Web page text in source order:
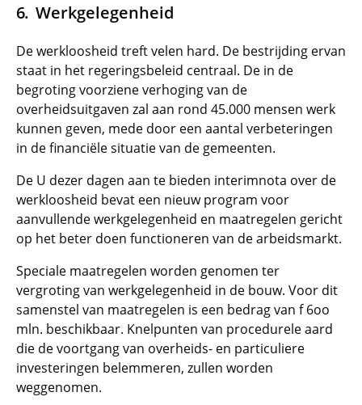
Werkgelegenheid
De werkloosheid treft velen hard. De bestrijding ervan
staat in het regeringsbeleid centraal. De in de
begroting voorziene verhoging van de
overheidsuitgaven zal aan rond 45.000 mensen werk
kunnen geven, mede door een aantal verbeteringen
in de financiële situatie van de gemeenten.
De U dezer dagen aan te bieden interimnota over de
werkloosheid bevat een nieuw program voor
aanvullende werkgelegenheid en maatregelen gericht
op het beter doen functioneren van de arbeidsmarkt.
Speciale maatregelen worden genomen ter
vergroting van werkgelegenheid in de bouw. Voor dit
samenstel van maatregelen is een bedrag van f 6oo
mln. beschikbaar. Knelpunten van procedurele aard
die de voortgang van overheids- en particuliere
investeringen belemmeren, zullen worden
weggenomen.